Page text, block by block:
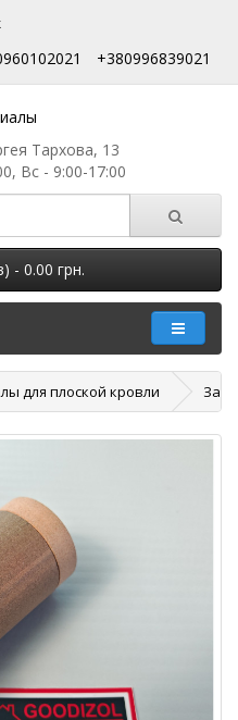
+380996839021
Тархова, 13
Вс - 9:00-17:00
- 0.00 грн.
для плоской кровли